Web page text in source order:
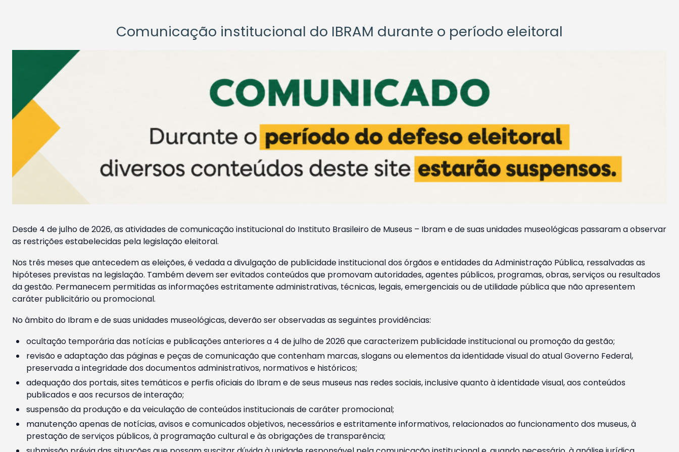
Comunicação institucional do IBRAM durante o período eleitoral
Desde 4 de julho de 2026, as atividades de comunicação institucional do Instituto Brasileiro de Museus – Ibram e de suas unidades museológicas passaram a observar
as restrições estabelecidas pela legislação eleitoral.
Nos três meses que antecedem as eleições, é vedada a divulgação de publicidade institucional dos órgãos e entidades da Administração Pública, ressalvadas as
hipóteses previstas na legislação. Também devem ser evitados conteúdos que promovam autoridades, agentes públicos, programas, obras, serviços ou resultados
da gestão. Permanecem permitidas as informações estritamente administrativas, técnicas, legais, emergenciais ou de utilidade pública que não apresentem
caráter publicitário ou promocional.
No âmbito do Ibram e de suas unidades museológicas, deverão ser observadas as seguintes providências:
ocultação temporária das notícias e publicações anteriores a 4 de julho de 2026 que caracterizem publicidade institucional ou promoção da gestão;
revisão e adaptação das páginas e peças de comunicação que contenham marcas, slogans ou elementos da identidade visual do atual Governo Federal,
preservada a integridade dos documentos administrativos, normativos e históricos;
adequação dos portais, sites temáticos e perfis oficiais do Ibram e de seus museus nas redes sociais, inclusive quanto à identidade visual, aos conteúdos
publicados e aos recursos de interação;
suspensão da produção e da veiculação de conteúdos institucionais de caráter promocional;
manutenção apenas de notícias, avisos e comunicados objetivos, necessários e estritamente informativos, relacionados ao funcionamento dos museus, à
prestação de serviços públicos, à programação cultural e às obrigações de transparência;